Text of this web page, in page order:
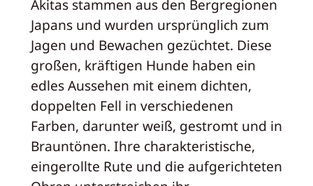
Akitas stammen aus den Bergregionen
Japans und wurden ursprünglich zum
Jagen und Bewachen gezüchtet. Diese
großen, kräftigen Hunde haben ein
edles Aussehen mit einem dichten,
doppelten Fell in verschiedenen
Farben, darunter weiß, gestromt und in
Brauntönen. Ihre charakteristische,
eingerollte Rute und die aufgerichteten